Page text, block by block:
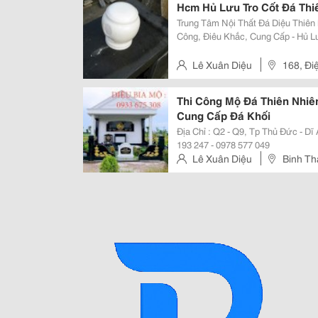
Hcm Hủ Lưu Tro Cốt Đá
Trung Tâm Nội Thất Đá Diệu Thiên Nhiên - Là Đơn Vị : Chuyên Khai Thác, Thi
Công, Điêu Khắc, Cung Cấp - Hủ Lưu Tro Cốt - Búp Sen Để Mộ, Đá Khối Đẻo Ra
Giá TốLê Xuân Diệu 168,
Thi Công Mộ Đá Thiên
Cung Cấp Đá Khối
Địa Chỉ : Q2 - Q9, Tp Thủ Đức - Dĩ
193 247 - 0978 577 049
Lê Xuân Diệu
Binh
Bien Hoa - Dong Nai.